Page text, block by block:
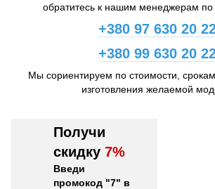
обратитесь к нашим менеджерам
+380 97 630 20
+380 99 630 20
Мы сориентируем по стоимости,
изготовления желаемой
Получи
скидку 7%
Введи
промокод "7" в